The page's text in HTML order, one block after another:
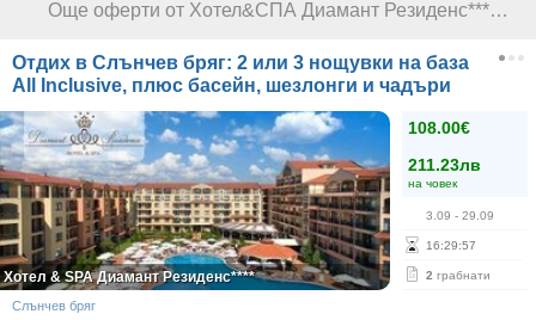
Още оферти от Хотел&СПА Диамант Резиденс****
Отдих в Слънчев бряг: 2 или 3 нощувки на база
All Inclusive, плюс басейн, шезлонги и чадъри
108.00€
211.23лв
на човек
3.09 - 29.09
16:29:57
2 грабнати
Хотел & SPA Диамант Резиденс****
Слънчев бряг